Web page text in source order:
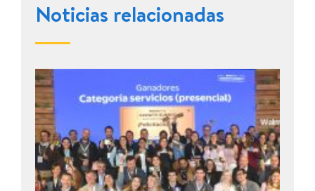
Noticias relacionadas